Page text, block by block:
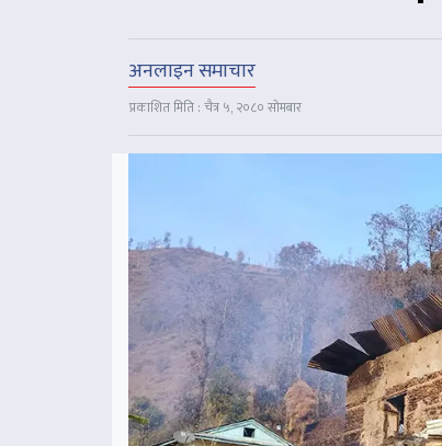
अनलाइन समाचार
प्रकाशित मिति : चैत्र ५, २०८० सोमबार